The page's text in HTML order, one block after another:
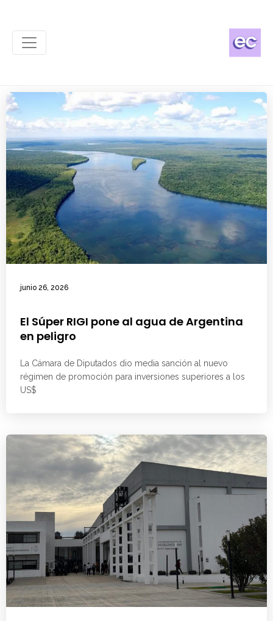
junio 26, 2026
El Súper RIGI pone al agua de Argentina
en peligro
La Cámara de Diputados dio media sanción al nuevo
régimen de promoción para inversiones superiores a los
US$